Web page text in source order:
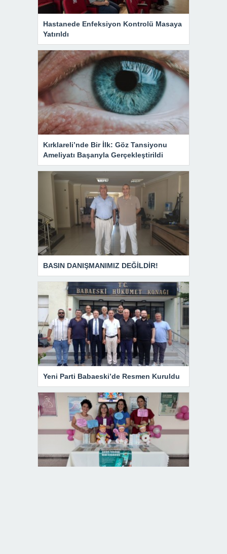
Hastanede Enfeksiyon Kontrolü Masaya
Yatırıldı
Kırklareli’nde Bir İlk: Göz Tansiyonu
Ameliyatı Başarıyla Gerçekleştirildi
BASIN DANIŞMANIMIZ DEĞİLDİR!
Yeni Parti Babaeski’de Resmen Kuruldu